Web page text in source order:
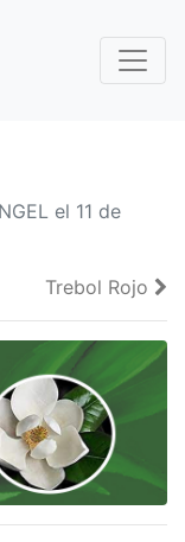
el 11 de
Trebol Rojo